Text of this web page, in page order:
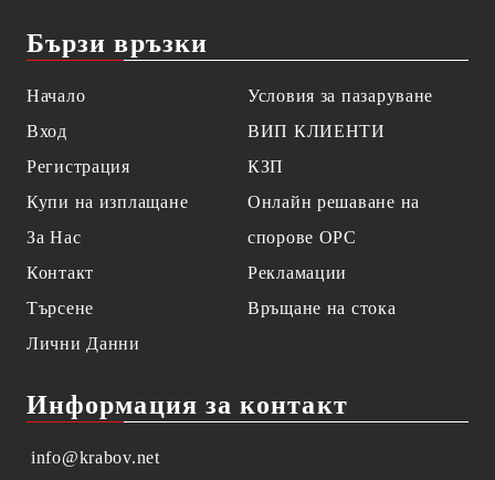
Бързи връзки
Начало
Вход
Регистрация
Купи на изплащане
За Нас
Контакт
Търсене
Лични Данни
Условия за пазаруване
ВИП КЛИЕНТИ
КЗП
Онлайн решаване на
спорове OPC
Рекламации
Връщане на стока
Информация за контакт
info@krabov.net